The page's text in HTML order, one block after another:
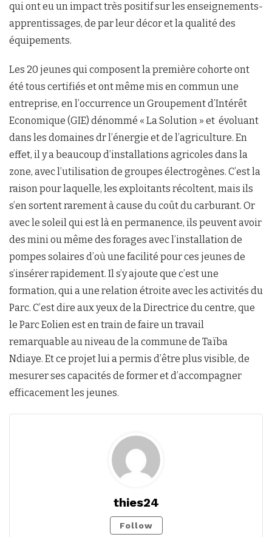
qui ont eu un impact très positif sur les enseignements-
apprentissages, de par leur décor et la qualité des
équipements.
Les 20 jeunes qui composent la première cohorte ont
été tous certifiés et ont même mis en commun une
entreprise, en l’occurrence un Groupement d’Intérêt
Economique (GIE) dénommé « La Solution » et évoluant
dans les domaines dr l’énergie et de l’agriculture. En
effet, il y a beaucoup d’installations agricoles dans la
zone, avec l’utilisation de groupes électrogènes. C’est la
raison pour laquelle, les exploitants récoltent, mais ils
s’en sortent rarement à cause du coût du carburant. Or
avec le soleil qui est là en permanence, ils peuvent avoir
des mini ou même des forages avec l’installation de
pompes solaires d’où une facilité pour ces jeunes de
s’insérer rapidement. Il s’y ajoute que c’est une
formation, qui a une relation étroite avec les activités du
Parc. C’est dire aux yeux de la Directrice du centre, que
le Parc Eolien est en train de faire un travail
remarquable au niveau de la commune de Taïba
Ndiaye. Et ce projet lui a permis d’être plus visible, de
mesurer ses capacités de former et d’accompagner
efficacement les jeunes.
thies24
Follow